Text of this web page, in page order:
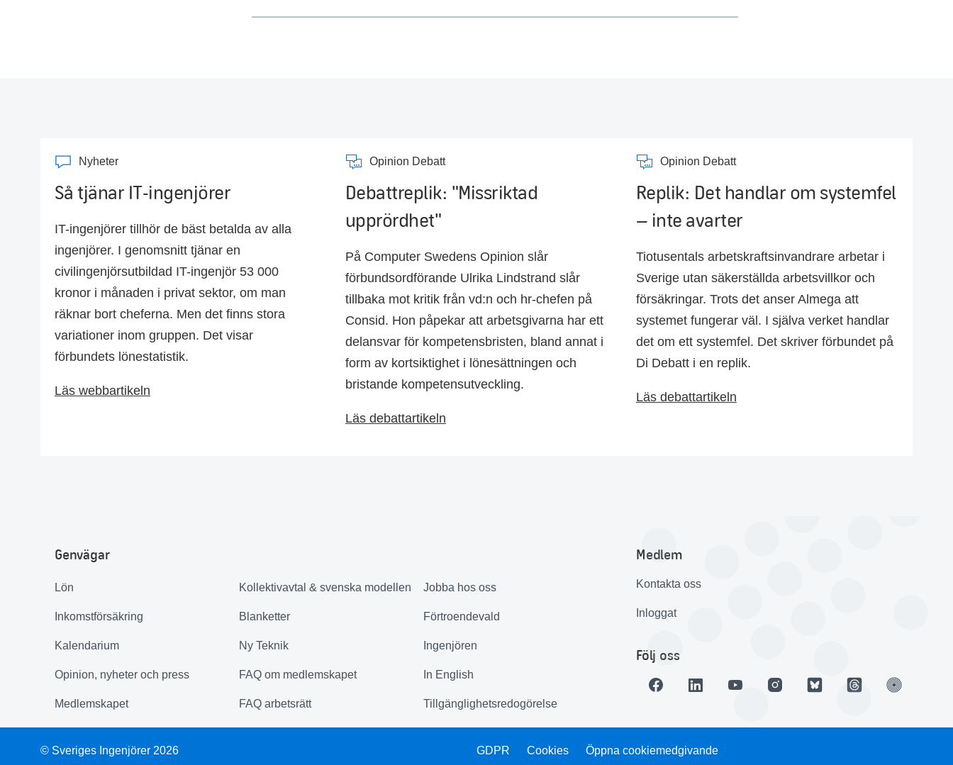
Nyheter
Så tjänar IT-ingenjörer
IT-ingenjörer tillhör de bäst betalda av alla
ingenjörer. I genomsnitt tjänar en
civilingenjörsutbildad IT-ingenjör 53 000
kronor i månaden i privat sektor, om man
räknar bort cheferna. Men det finns stora
variationer inom gruppen. Det visar
förbundets lönestatistik.
Läs webbartikeln
Opinion Debatt
Debattreplik: "Missriktad
upprördhet"
På Computer Swedens Opinion slår
förbundsordförande Ulrika Lindstrand slår
tillbaka mot kritik från vd:n och hr-chefen på
Consid. Hon påpekar att arbetsgivarna har ett
delansvar för kompetensbristen, bland annat i
form av kortsiktighet i lönesättningen och
bristande kompetensutveckling.
Läs debattartikeln
Opinion Debatt
Replik: Det handlar om systemfel
– inte avarter
Tiotusentals arbetskraftsinvandrare arbetar i
Sverige utan säkerställda arbetsvillkor och
försäkringar. Trots det anser Almega att
systemet fungerar väl. I själva verket handlar
det om ett systemfel. Det skriver förbundet på
Di Debatt i en replik.
Läs debattartikeln
Genvägar
Lön
Inkomstförsäkring
Kalendarium
Opinion, nyheter och press
Medlemskapet
Kollektivavtal & svenska modellen
Blanketter
Ny Teknik
FAQ om medlemskapet
FAQ arbetsrätt
Jobba hos oss
Förtroendevald
Ingenjören
In English
Tillgänglighetsredogörelse
Medlem
Kontakta oss
Inloggat
Följ oss
© Sveriges Ingenjörer 2026 GDPR Cookies Öppna cookiemedgivande